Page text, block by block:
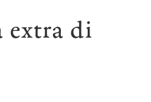
extra di